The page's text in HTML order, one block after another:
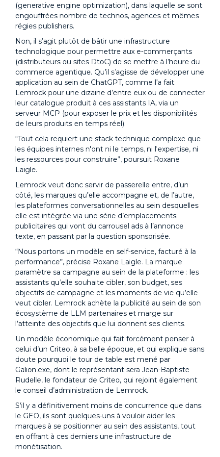
(generative engine optimization), dans laquelle se sont
engouffrées nombre de technos, agences et mêmes
régies publishers.
Non, il s’agit plutôt de bâtir une infrastructure
technologique pour permettre aux e-commerçants
(distributeurs ou sites DtoC) de se mettre à l’heure du
commerce agentique. Qu’il s’agisse de développer une
application au sein de ChatGPT, comme l’a fait
Lemrock pour une dizaine d’entre eux ou de connecter
leur catalogue produit à ces assistants IA, via un
serveur MCP (pour exposer le prix et les disponibilités
de leurs produits en temps réel).
“Tout cela requiert une stack technique complexe que
les équipes internes n'ont ni le temps, ni l'expertise, ni
les ressources pour construire”, poursuit Roxane
Laigle.
Lemrock veut donc servir de passerelle entre, d’un
côté, les marques qu’elle accompagne et, de l’autre,
les plateformes conversationnelles au sein desquelles
elle est intégrée via une série d’emplacements
publicitaires qui vont du carrousel ads à l’annonce
texte, en passant par la question sponsorisée.
“Nous portons un modèle en self-service, facturé à la
performance”, précise Roxane Laigle. La marque
paramètre sa campagne au sein de la plateforme : les
assistants qu’elle souhaite cibler, son budget, ses
objectifs de campagne et les moments de vie qu’elle
veut cibler. Lemrock achète la publicité au sein de son
écosystème de LLM partenaires et marge sur
l’atteinte des objectifs que lui donnent ses clients.
Un modèle économique qui fait forcément penser à
celui d’un Criteo, à sa belle époque, et qui explique sans
doute pourquoi le tour de table est mené par
Galion.exe, dont le représentant sera Jean-Baptiste
Rudelle, le fondateur de Criteo, qui rejoint également
le conseil d’administration de Lemrock.
S’il y a définitivement moins de concurrence que dans
le GEO, ils sont quelques-uns à vouloir aider les
marques à se positionner au sein des assistants, tout
en offrant à ces derniers une infrastructure de
monétisation.